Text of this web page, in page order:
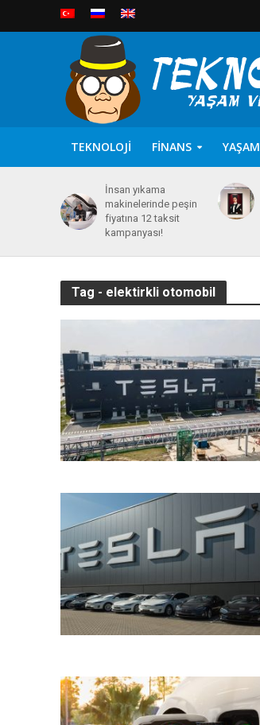
TEKNOLOJI FINANS YAŞAM
İnsan yıkama
makinelerinde peşin
fiyatına 12 taksit
kampanyası!
Tag - elektirkli otomobil